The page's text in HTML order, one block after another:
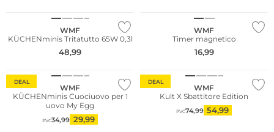
WMF
KÜCHENminis Tritatutto 65W 0,3l
48,99
WMF
Timer magnetico
16,99
DEAL
WMF
KÜCHENminis Cuociuovo per 1
uovo My Egg
PVC34,99 29,99
DEAL
WMF
Kult X Sbattitore Edition
PVC74,99 54,99